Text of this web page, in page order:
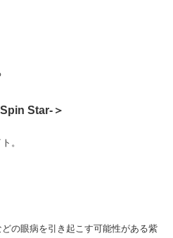
Star-＞
。
の眼病を引き起こす可能性がある紫